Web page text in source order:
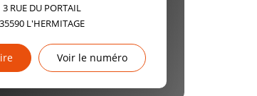
3 RUE DU PORTAIL
35590 L'HERMITAGE
Voir le numéro